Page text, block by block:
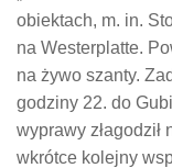
obiektach, m. in.
na Westerplatte.
na żywo szanty.
godziny 22. do
wyprawy złagodził
wkrótce kolejny